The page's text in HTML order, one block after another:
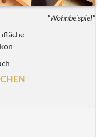
"Wohnbeispiel"